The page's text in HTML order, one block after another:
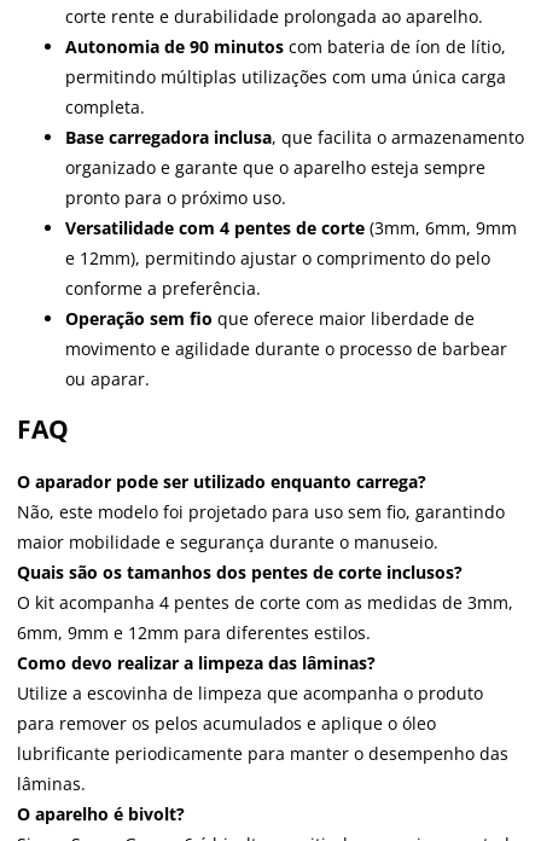
corte rente e durabilidade prolongada ao aparelho.
Autonomia de 90 minutos com bateria de íon de lítio,
permitindo múltiplas utilizações com uma única carga
completa.
Base carregadora inclusa, que facilita o armazenamento
organizado e garante que o aparelho esteja sempre
pronto para o próximo uso.
Versatilidade com 4 pentes de corte (3mm, 6mm, 9mm
e 12mm), permitindo ajustar o comprimento do pelo
conforme a preferência.
Operação sem fio que oferece maior liberdade de
movimento e agilidade durante o processo de barbear
ou aparar.
FAQ
O aparador pode ser utilizado enquanto carrega?
Não, este modelo foi projetado para uso sem fio, garantindo
maior mobilidade e segurança durante o manuseio.
Quais são os tamanhos dos pentes de corte inclusos?
O kit acompanha 4 pentes de corte com as medidas de 3mm,
6mm, 9mm e 12mm para diferentes estilos.
Como devo realizar a limpeza das lâminas?
Utilize a escovinha de limpeza que acompanha o produto
para remover os pelos acumulados e aplique o óleo
lubrificante periodicamente para manter o desempenho das
lâminas.
O aparelho é bivolt?